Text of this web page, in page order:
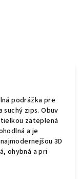
podrážka pre
zips. Obuv
zateplená
a je
3D
ohybná a pri